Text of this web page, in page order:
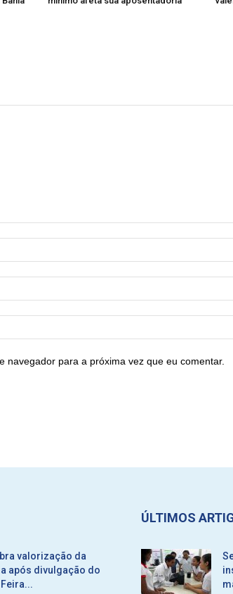
navegador para a próxima vez que eu comentar.
valorização da
após divulgação do
ÚLTIMOS